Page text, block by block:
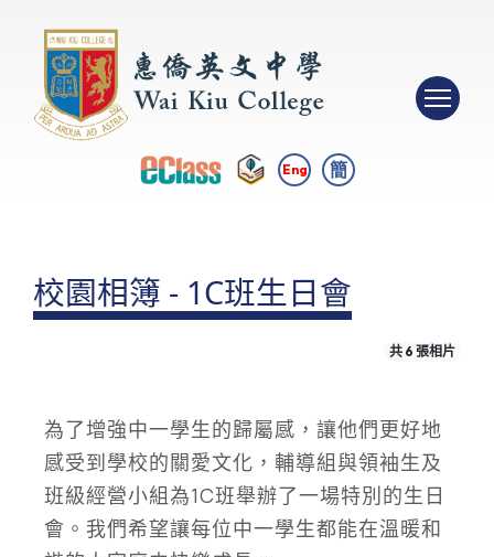
Eng 簡
校園相簿 - 1C班生日會
共 6 張相片
為了增強中一學生的歸屬感，讓他們更好地
感受到學校的關愛文化，輔導組與領袖生及
班級經營小組為1C班舉辦了一場特別的生日
會。我們希望讓每位中一學生都能在溫暖和